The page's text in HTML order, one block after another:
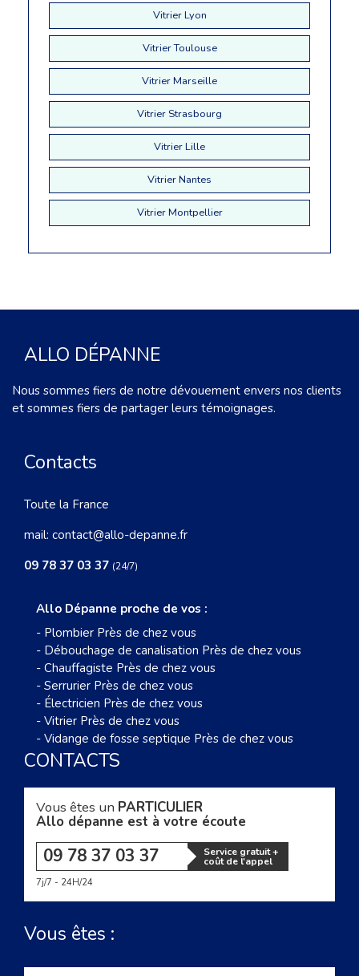
Vitrier Lyon
Vitrier Toulouse
Vitrier Marseille
Vitrier Strasbourg
Vitrier Lille
Vitrier Nantes
Vitrier Montpellier
ALLO DÉPANNE
Nous sommes fiers de notre dévouement envers nos clients
et sommes fiers de partager leurs témoignages.
Contacts
Toute la France
mail: contact@allo-depanne.fr
09 78 37 03 37 (24/7)
Allo Dépanne proche de vos :
- Plombier Près de chez vous
- Débouchage de canalisation Près de chez vous
- Chauffagiste Près de chez vous
- Serrurier Près de chez vous
- Électricien Près de chez vous
- Vitrier Près de chez vous
- Vidange de fosse septique Près de chez vous
CONTACTS
Vous êtes un PARTICULIER
Allo dépanne est à votre écoute
09 78 37 03 37 Service gratuit +
coût de l'appel
7j/7 - 24H/24
Vous êtes :